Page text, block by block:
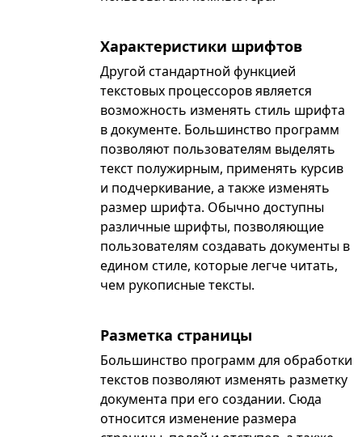
Характеристики шрифтов
Другой стандартной функцией
текстовых процессоров является
возможность изменять стиль шрифта
в документе. Большинство программ
позволяют пользователям выделять
текст полужирным, применять курсив
и подчеркивание, а также изменять
размер шрифта. Обычно доступны
различные шрифты, позволяющие
пользователям создавать документы в
едином стиле, которые легче читать,
чем рукописные тексты.
Разметка страницы
Большинство программ для обработки
текстов позволяют изменять разметку
документа при его создании. Сюда
относится изменение размера